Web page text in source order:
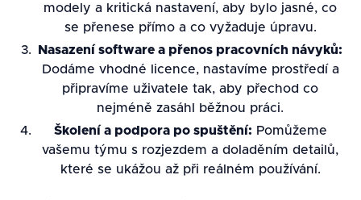
modely a kritická nastavení, aby bylo jasné, co
se přenese přímo a co vyžaduje úpravu.
Nasazení software a přenos pracovních návyků:
Dodáme vhodné licence, nastavíme prostředí a
připravíme uživatele tak, aby přechod co
nejméně zasáhl běžnou práci.
Školení a podpora po spuštění: Pomůžeme
vašemu týmu s rozjezdem a doladěním detailů,
které se ukážou až při reálném používání.